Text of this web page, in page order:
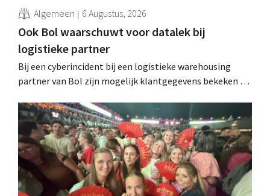
Algemeen 6 Augustus, 2026
Ook Bol waarschuwt voor datalek bij
logistieke partner
Bij een cyberincident bij een logistieke warehousing
partner van Bol zijn mogelijk klantgegevens bekeken of
waarvoor de Bijenkorf ook al waarschuwde.